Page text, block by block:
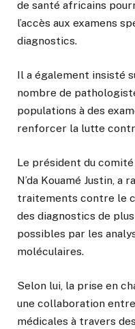
de santé africains
l’accès aux examens
diagnostics.
Il a également insisté
nombre de
populations à des
renforcer la lutte
Le président du
N’da Kouamé Justin, a
traitements contre le
des diagnostics de
possibles par les
moléculaires.
Selon lui, la prise en
une collaboration
médicales à travers